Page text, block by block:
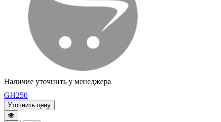
Наличие уточнить у менеджера
GH250
Уточнить цену